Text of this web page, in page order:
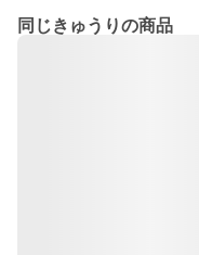
同じきゅうりの商品